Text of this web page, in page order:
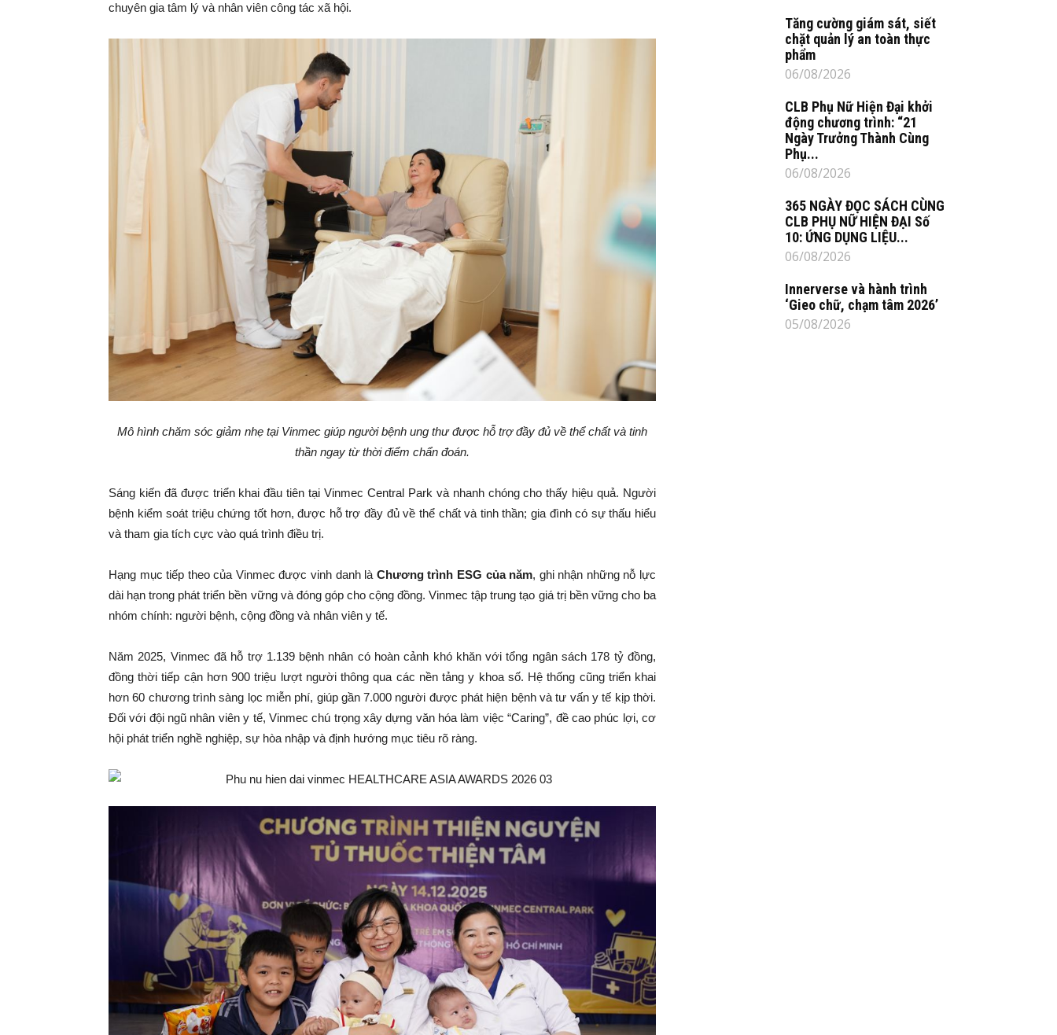
chuyên gia tâm lý và nhân viên công tác xã hội.
Mô hình chăm sóc giảm nhẹ tại Vinmec giúp người bệnh ung thư được hỗ trợ đầy đủ về thể chất và tinh
thần ngay từ thời điểm chẩn đoán.
Sáng kiến đã được triển khai đầu tiên tại Vinmec Central Park và nhanh chóng cho thấy hiệu quả. Người
bệnh kiểm soát triệu chứng tốt hơn, được hỗ trợ đầy đủ về thể chất và tinh thần; gia đình có sự thấu hiểu
và tham gia tích cực vào quá trình điều trị.
Hạng mục tiếp theo của Vinmec được vinh danh là Chương trình ESG của năm, ghi nhận những nỗ lực
dài hạn trong phát triển bền vững và đóng góp cho cộng đồng. Vinmec tập trung tạo giá trị bền vững cho ba
nhóm chính: người bệnh, cộng đồng và nhân viên y tế.
Năm 2025, Vinmec đã hỗ trợ 1.139 bệnh nhân có hoàn cảnh khó khăn với tổng ngân sách 178 tỷ đồng,
đồng thời tiếp cận hơn 900 triệu lượt người thông qua các nền tảng y khoa số. Hệ thống cũng triển khai
hơn 60 chương trình sàng lọc miễn phí, giúp gần 7.000 người được phát hiện bệnh và tư vấn y tế kịp thời.
Đối với đội ngũ nhân viên y tế, Vinmec chú trọng xây dựng văn hóa làm việc “Caring”, đề cao phúc lợi, cơ
hội phát triển nghề nghiệp, sự hòa nhập và định hướng mục tiêu rõ ràng.
Tăng cường giám sát, siết
chặt quản lý an toàn thực
phẩm
06/08/2026
CLB Phụ Nữ Hiện Đại khởi
động chương trình: “21
Ngày Trưởng Thành Cùng
Phụ...
06/08/2026
365 NGÀY ĐỌC SÁCH CÙNG
CLB PHỤ NỮ HIỆN ĐẠI Số
10: ỨNG DỤNG LIỆU...
06/08/2026
Innerverse và hành trình
‘Gieo chữ, chạm tâm 2026’
05/08/2026